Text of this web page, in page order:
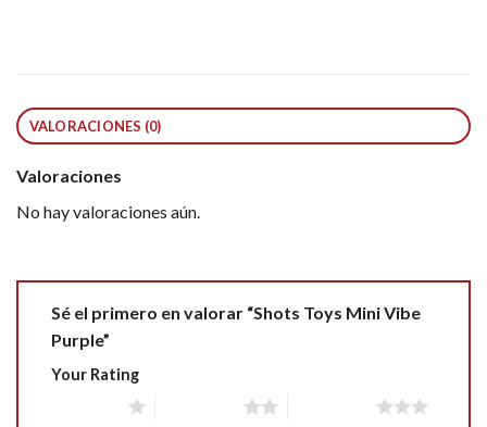
VALORACIONES (0)
Valoraciones
No hay valoraciones aún.
Sé el primero en valorar “Shots Toys Mini Vibe
Purple”
Your Rating